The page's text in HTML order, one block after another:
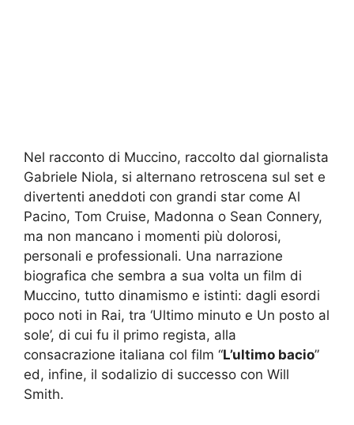
Nel racconto di Muccino, raccolto dal giornalista
Gabriele Niola, si alternano retroscena sul set e
divertenti aneddoti con grandi star come Al
Pacino, Tom Cruise, Madonna o Sean Connery,
ma non mancano i momenti più dolorosi,
personali e professionali. Una narrazione
biografica che sembra a sua volta un film di
Muccino, tutto dinamismo e istinti: dagli esordi
poco noti in Rai, tra ‘Ultimo minuto e Un posto al
sole’, di cui fu il primo regista, alla
consacrazione italiana col film “L’ultimo bacio”
ed, infine, il sodalizio di successo con Will
Smith.